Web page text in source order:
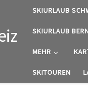
SKIURLAUB
SKIURLAUB
MEHR
SKITOUREN